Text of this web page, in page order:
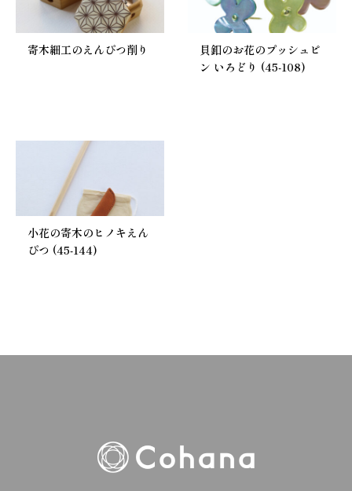
寄木細工のえんぴつ削り
貝釦のお花のプッシュピ
ン いろどり (45-108)
小花の寄木のヒノキえん
ぴつ (45-144)